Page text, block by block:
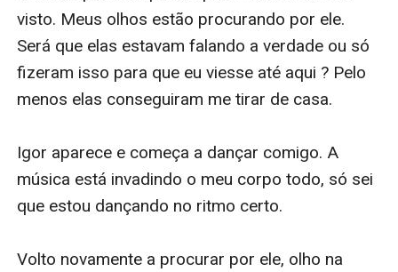
visto. Meus olhos estão procurando por ele.
Será que elas estavam falando a verdade ou só
fizeram isso para que eu viesse até aqui ? Pelo
menos elas conseguiram me tirar de casa.
Igor aparece e começa a dançar comigo. A
música está invadindo o meu corpo todo, só sei
que estou dançando no ritmo certo.
Volto novamente a procurar por ele, olho na